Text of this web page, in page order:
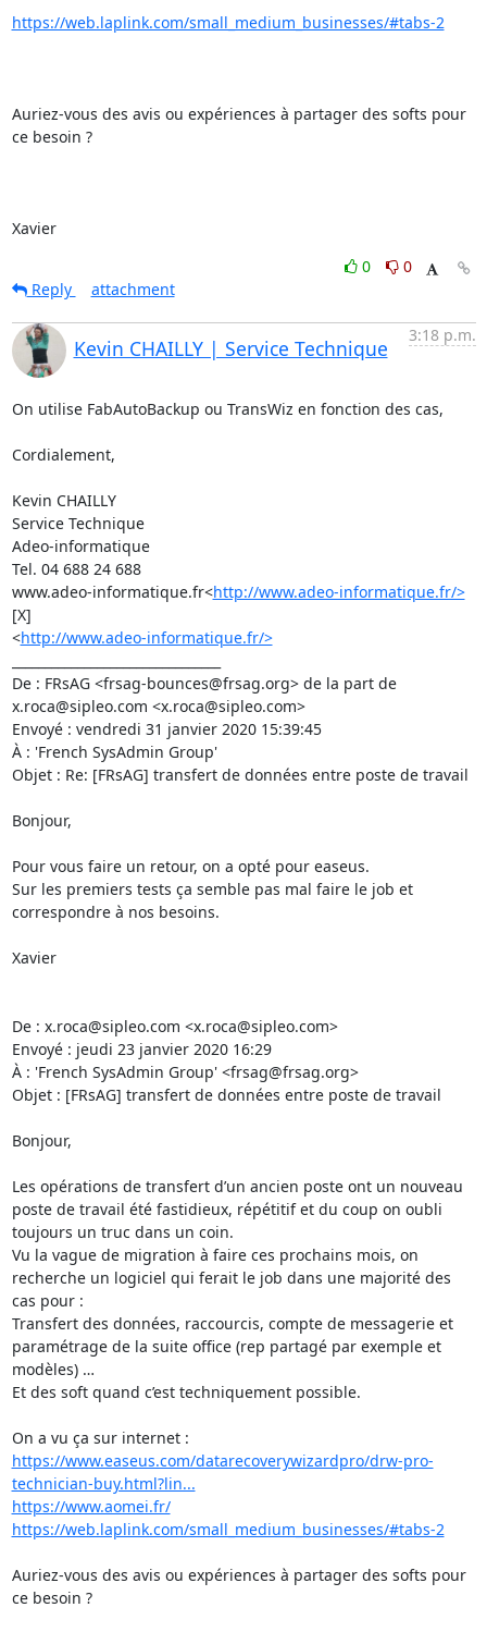
https://web.laplink.com/small_medium_businesses/#tabs-2
Auriez-vous des avis ou expériences à partager des softs pour
ce besoin ?
Xavier
0
0
Reply
attachment
Kevin CHAILLY | Service Technique
3:18 p.m.
On utilise FabAutoBackup ou TransWiz en fonction des cas,
Cordialement,
Kevin CHAILLY
Service Technique
Adeo-informatique
Tel. 04 688 24 688
www.adeo-informatique.fr<http://www.adeo-informatique.fr/>
[X]
<http://www.adeo-informatique.fr/>
De : FRsAG <frsag-bounces@frsag.org> de la part de
x.roca@sipleo.com <x.roca@sipleo.com>
Envoyé : vendredi 31 janvier 2020 15:39:45
À : 'French SysAdmin Group'
Objet : Re: [FRsAG] transfert de données entre poste de travail
Bonjour,
Pour vous faire un retour, on a opté pour easeus.
Sur les premiers tests ça semble pas mal faire le job et
correspondre à nos besoins.
Xavier
De : x.roca@sipleo.com <x.roca@sipleo.com>
Envoyé : jeudi 23 janvier 2020 16:29
À : 'French SysAdmin Group' <frsag@frsag.org>
Objet : [FRsAG] transfert de données entre poste de travail
Bonjour,
Les opérations de transfert d’un ancien poste ont un nouveau
poste de travail été fastidieux, répétitif et du coup on oubli
toujours un truc dans un coin.
Vu la vague de migration à faire ces prochains mois, on
recherche un logiciel qui ferait le job dans une majorité des
cas pour :
Transfert des données, raccourcis, compte de messagerie et
paramétrage de la suite office (rep partagé par exemple et
modèles) …
Et des soft quand c’est techniquement possible.
https://www.easeus.com/datarecoverywizardpro/drw-pro-
technician-buy.html?lin...
https://www.aomei.fr/
https://web.laplink.com/small_medium_businesses/#tabs-2
Auriez-vous des avis ou expériences à partager des softs pour
ce besoin ?